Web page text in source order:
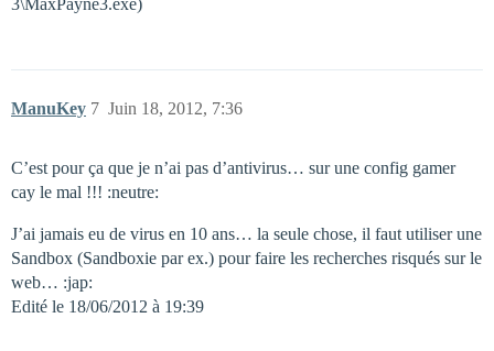
ManuKey Juin 18, 2012, 7:36
7
C’est pour ça que je n’ai pas d’antivirus… sur une config gamer
cay le mal !!! :neutre:
J’ai jamais eu de virus en 10 ans… la seule chose, il faut utiliser une
Sandbox (Sandboxie par ex.) pour faire les recherches risqués sur le
web… :jap:
Edité le 18/06/2012 à 19:39